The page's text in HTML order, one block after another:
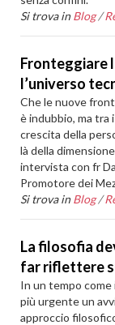
Si trova in Blog /
Fronteggiare
l’universo
Che le nuove
è indubbio, ma tra
crescita della
là della
intervista con fr
Promotore dei
Si trova in Blog /
La filosofia
far riflettere
In un tempo
più urgente un
approccio